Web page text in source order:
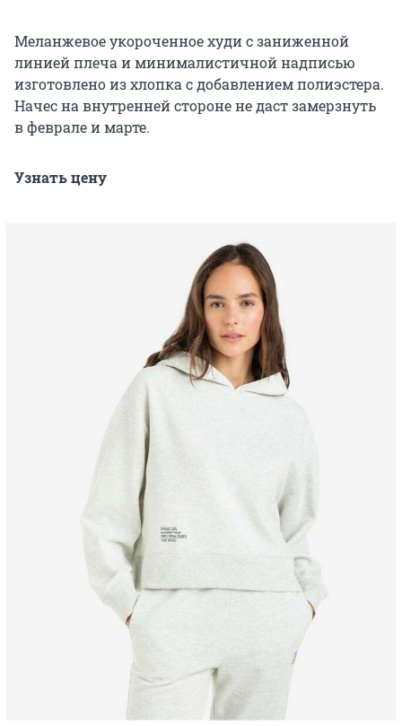
Меланжевое укороченное худи с заниженной
линией плеча и минималистичной надписью
изготовлено из хлопка с добавлением полиэстера.
Начес на внутренней стороне не даст замерзнуть
в феврале и марте.
Узнать цену